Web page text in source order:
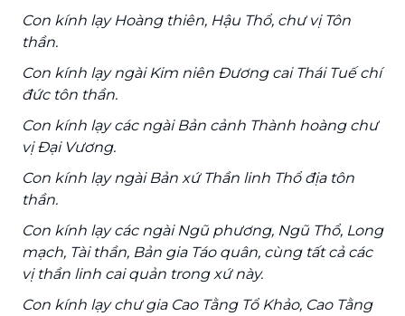
Con kính lạy Hoàng thiên, Hậu Thổ, chư vị Tôn
thần.
Con kính lạy ngài Kim niên Đương cai Thái Tuế chí
đức tôn thần.
Con kính lạy các ngài Bản cảnh Thành hoàng chư
vị Đại Vương.
Con kính lạy ngài Bản xứ Thần linh Thổ địa tôn
thần.
Con kính lạy các ngài Ngũ phương, Ngũ Thổ, Long
mạch, Tài thần, Bản gia Táo quân, cùng tất cả các
vị thần linh cai quản trong xứ này.
Con kính lạy chư gia Cao Tằng Tổ Khảo, Cao Tằng